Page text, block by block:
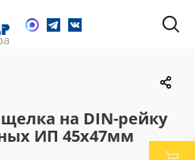
на DIN-рейку
ИП 45х47мм